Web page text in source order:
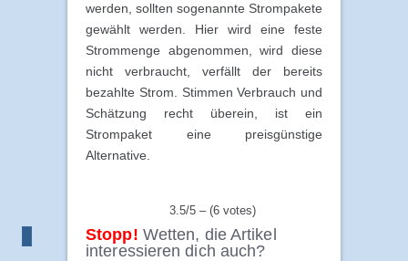
werden, sollten sogenannte Strompakete
gewählt werden. Hier wird eine feste
Strommenge abgenommen, wird diese
nicht verbraucht, verfällt der bereits
bezahlte Strom. Stimmen Verbrauch und
Schätzung recht überein, ist ein
Strompaket eine preisgünstige
Alternative.
3.5/5 – (6 votes)
Stopp! Wetten, die Artikel
interessieren dich auch?